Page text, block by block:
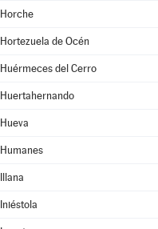
Horche
Hortezuela de Océn
Huérmeces del Cerro
Huertahernando
Hueva
Humanes
Illana
Iniéstola